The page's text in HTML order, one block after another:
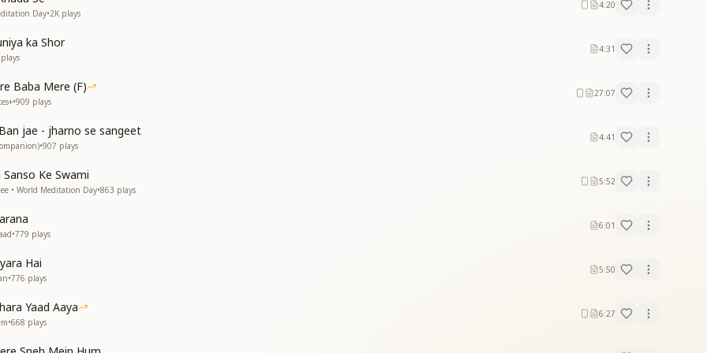
Day•2K plays
4:20
ka Shor
plays
4:31
Baba Mere (F)
•909 plays
27:07
jae - jharno se sangeet
•907 plays
4:41
Ke Swami
• World Meditation Day•863 plays
5:52
•779 plays
6:01
Hai
•776 plays
5:50
Yaad Aaya
•668 plays
6:27